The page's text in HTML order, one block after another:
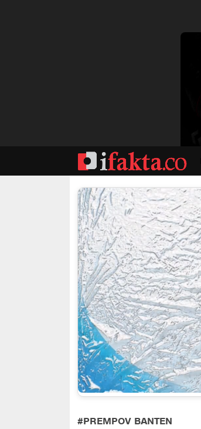
ifakta.co
#pastibenar
#PREMPOV BANTEN